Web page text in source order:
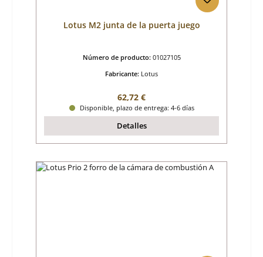
Lotus M2 junta de la puerta juego
Número de producto: 01027105
Fabricante: Lotus
Precio normal:
62,72 €
Disponible, plazo de entrega: 4-6 días
Detalles